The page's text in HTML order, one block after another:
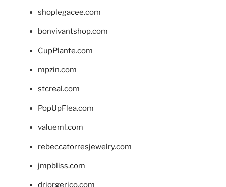
shoplegacee.com
bonvivantshop.com
CupPlante.com
mpzin.com
stcreal.com
PopUpFlea.com
valueml.com
rebeccatorresjewelry.com
jmpbliss.com
drjorgerico.com